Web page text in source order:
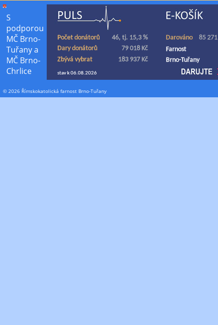
S
podporou
MČ Brno-
Tuřany a
MČ Brno-
Chrlice
© 2026 Římskokatolická farnost Brno-Tuřany